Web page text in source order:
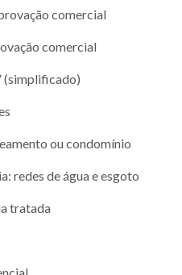
comercial
comercial
(simplificado)
ou condomínio
redes de água e esgoto
tratada